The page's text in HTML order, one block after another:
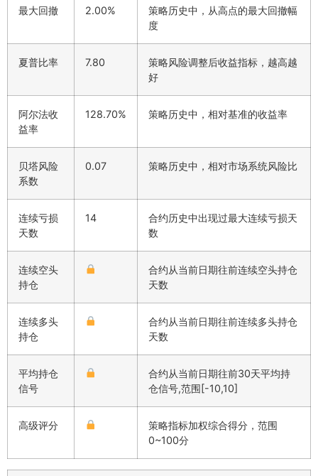
最大回撤 2.00%
策略历史中，从高点的最大回撤幅
度
夏普比率 7.80
策略风险调整后收益指标，越高越
好
阿尔法收
益率
128.70% 策略历史中，相对基准的收益率
贝塔风险
系数
0.07 策略历史中，相对市场系统风险比
连续亏损
天数
14
合约历史中出现过最大连续亏损天
数
连续空头
持仓
合约从当前日期往前连续空头持仓
天数
连续多头
持仓
合约从当前日期往前连续多头持仓
天数
平均持仓
信号
合约从当前日期往前30天平均持
仓信号,范围[-10,10]
高级评分
策略指标加权综合得分，范围
0~100分